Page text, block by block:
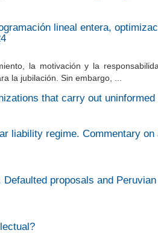
lineal entera,
la motivación y la
la jubilación. Sin embargo, ...
that carry out
liability regime. Commentary
proposals and